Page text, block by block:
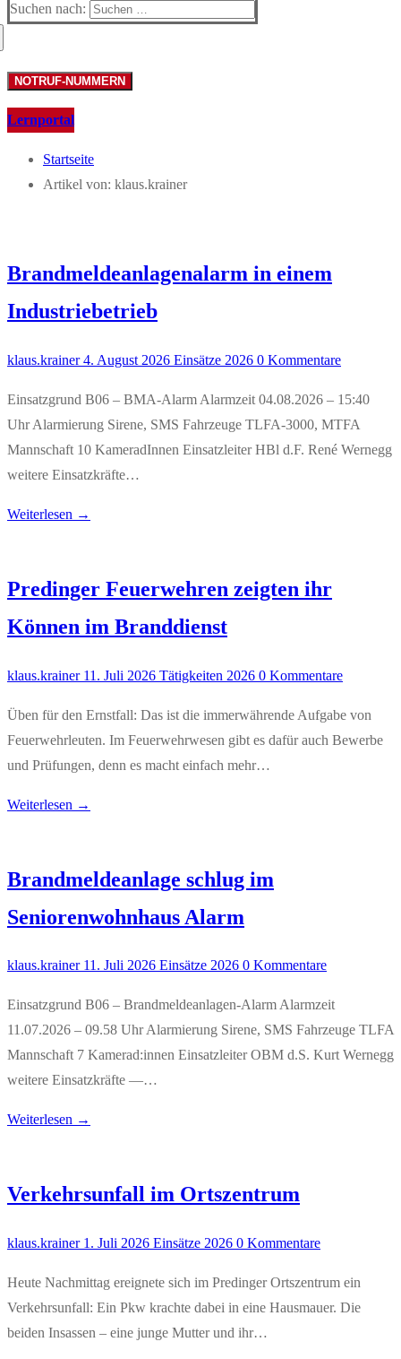
Suchen nach:
NOTRUF-NUMMERN
Lernportal
Startseite
Artikel von: klaus.krainer
Brandmeldeanlagenalarm in einem
Industriebetrieb
klaus.krainer 4. August 2026 Einsätze 2026 0 Kommentare
Einsatzgrund B06 – BMA-Alarm Alarmzeit 04.08.2026 – 15:40
Uhr Alarmierung Sirene, SMS Fahrzeuge TLFA-3000, MTFA
Mannschaft 10 KameradInnen Einsatzleiter HBl d.F. René Wernegg
weitere Einsatzkräfte…
Weiterlesen →
Predinger Feuerwehren zeigten ihr
Können im Branddienst
klaus.krainer 11. Juli 2026 Tätigkeiten 2026 0 Kommentare
Üben für den Ernstfall: Das ist die immerwährende Aufgabe von
Feuerwehrleuten. Im Feuerwehrwesen gibt es dafür auch Bewerbe
und Prüfungen, denn es macht einfach mehr…
Weiterlesen →
Brandmeldeanlage schlug im
Seniorenwohnhaus Alarm
klaus.krainer 11. Juli 2026 Einsätze 2026 0 Kommentare
Einsatzgrund B06 – Brandmeldeanlagen-Alarm Alarmzeit
11.07.2026 – 09.58 Uhr Alarmierung Sirene, SMS Fahrzeuge TLFA
Mannschaft 7 Kamerad:innen Einsatzleiter OBM d.S. Kurt Wernegg
weitere Einsatzkräfte —…
Weiterlesen →
Verkehrsunfall im Ortszentrum
klaus.krainer 1. Juli 2026 Einsätze 2026 0 Kommentare
Heute Nachmittag ereignete sich im Predinger Ortszentrum ein
Verkehrsunfall: Ein Pkw krachte dabei in eine Hausmauer. Die
beiden Insassen – eine junge Mutter und ihr…